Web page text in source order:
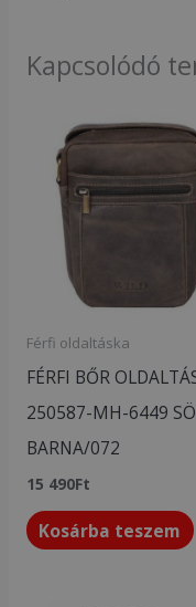
Kapcsolódó
Férfi oldaltáska
FÉRFI BŐR
250587-MH-6449
BARNA/072
15 490Ft
Kosárba teszem